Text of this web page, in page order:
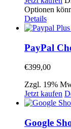
Optionen
Details
PayPal
€399,00
Zzgl. 19%
Jetzt kaufen
Google